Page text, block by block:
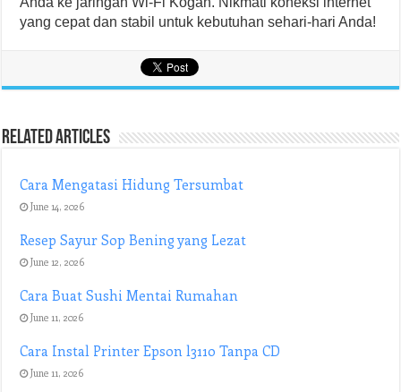
yang cepat dan stabil untuk kebutuhan sehari-hari Anda!
Related Articles
Cara Mengatasi Hidung Tersumbat
June 14, 2026
Resep Sayur Sop Bening yang Lezat
June 12, 2026
Cara Buat Sushi Mentai Rumahan
June 11, 2026
Cara Instal Printer Epson l3110 Tanpa CD
June 11, 2026